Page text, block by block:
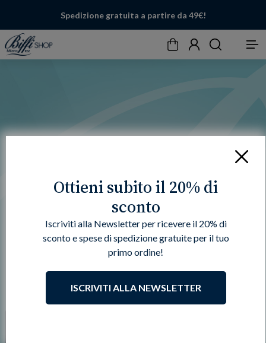
Spedizione gratuita a partire da 49€!
CarrelloAccountCerca Menu
Chiudi
Ottieni subito il 20% di
sconto
Iscriviti alla Newsletter per ricevere il 20% di
sconto e spese di spedizione gratuite per il tuo
primo ordine!
ISCRIVITI ALLA NEWSLETTER